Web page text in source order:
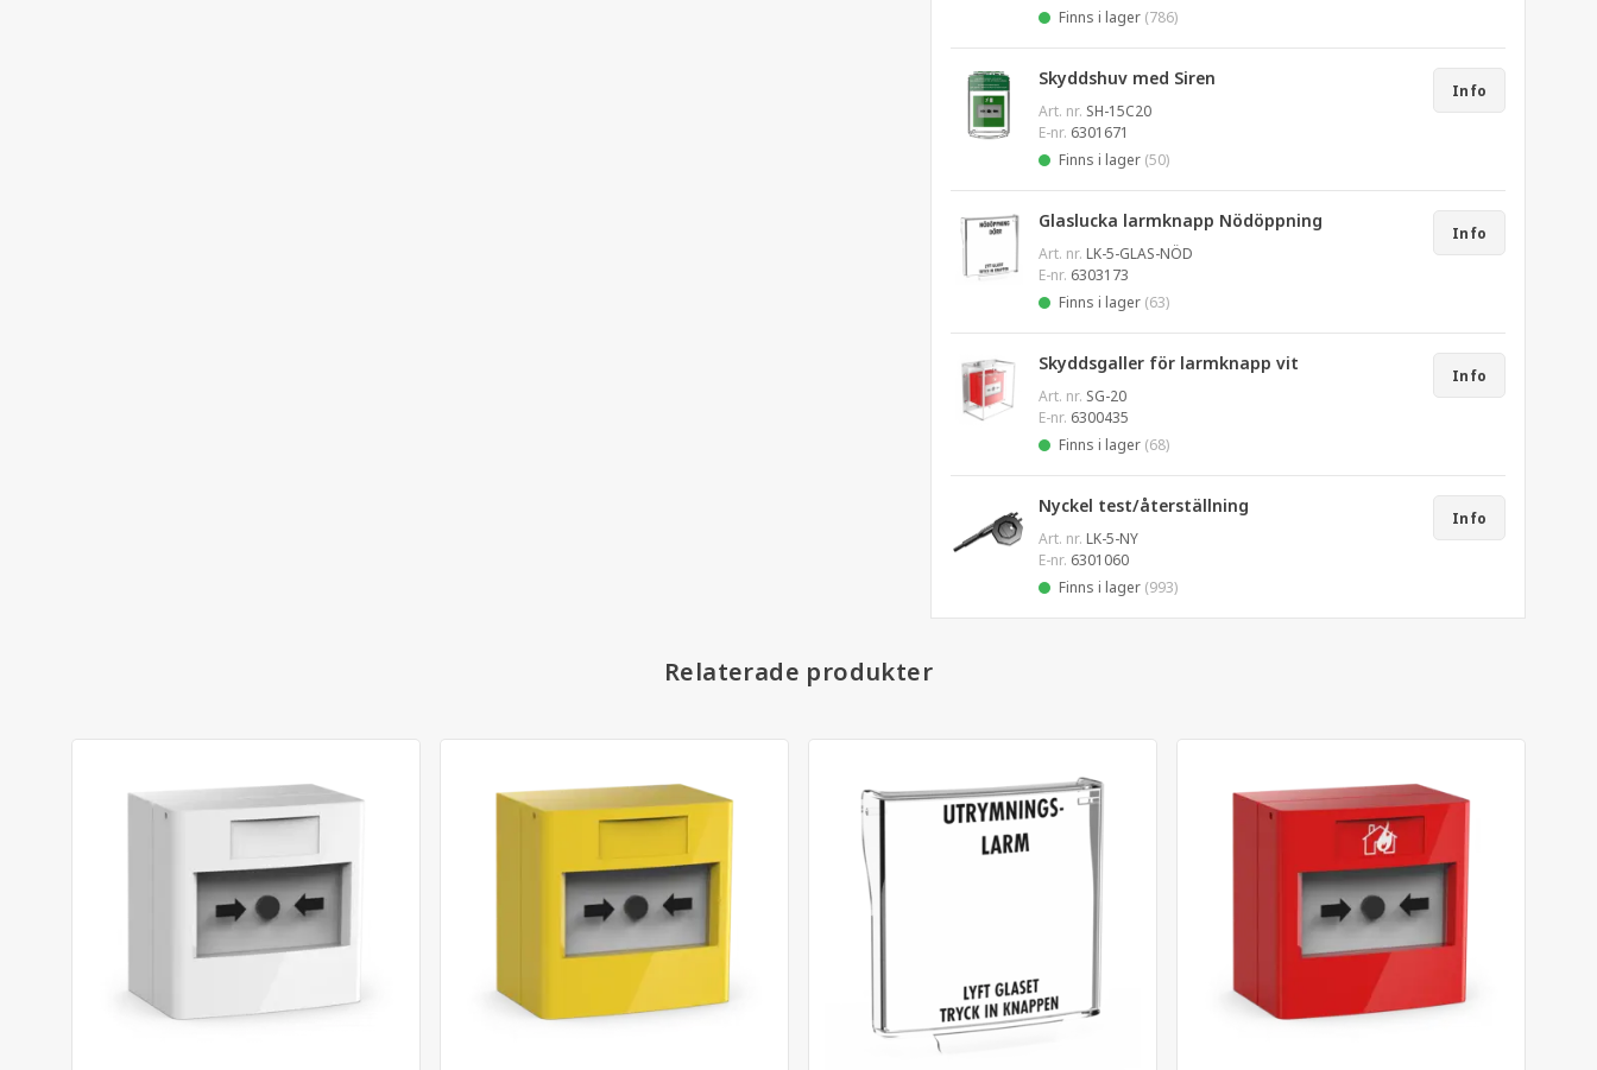
Finns i lager (786)
Skyddshuv med Siren
Art. nr. SH-15C20
E-nr. 6301671
Finns i lager (50)
Info
Glaslucka larmknapp Nödöppning
Art. nr. LK-5-GLAS-NÖD
E-nr. 6303173
Finns i lager (63)
Info
Skyddsgaller för larmknapp vit
Art. nr. SG-20
E-nr. 6300435
Finns i lager (68)
Info
Nyckel test/återställning
Art. nr. LK-5-NY
E-nr. 6301060
Finns i lager (993)
Info
Relaterade produkter